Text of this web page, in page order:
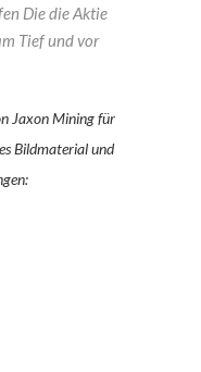
Die die Aktie
Tief und vor
Jaxon Mining für
Bildmaterial und